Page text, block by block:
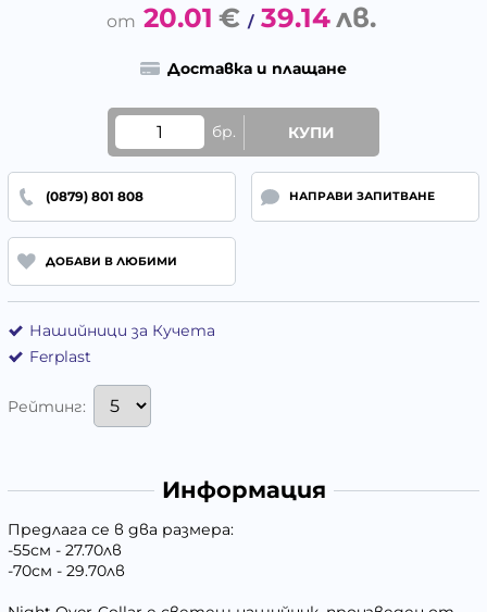
20.01 € / 39.14лв.
Доставка и плащане
бр. КУПИ
(0879) 801 808 НАПРАВИ ЗАПИТВАНЕ
ДОБАВИ В ЛЮБИМИ
Нашийници за Кучета
Ferplast
Рейтинг:
Информация
Предлага се в два размера:
-55см - 27.70лв
-70см - 29.70лв